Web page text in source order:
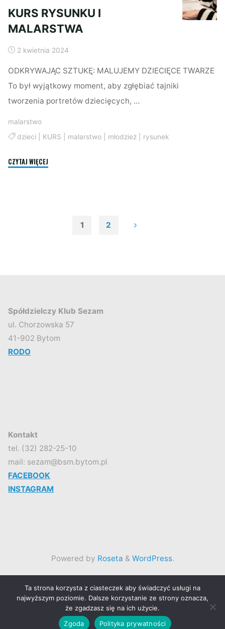
KURS RYSUNKU I
MALARSTWA
2 kwietnia 2024
ODKRYWAJĄC SZTUKĘ: MALUJEMY DZIECIĘCE TWARZE
To był wyjątkowy moment, aby zgłębiać tajniki
tworzenia portretów dziecięcych, …
malarstwo
dzieci| KURS malarstwo| młodzież| rysunek
CZYTAJ WIĘCEJ
1 2
Spółdzielczy Klub Sezam
ul. Chorzowska 57
41-902 Bytom
RODO
Kontakt
tel. (32) 282-25-10
mail: sezam@bsm.bytom.pl
FACEBOOK
INSTAGRAM
Powered by Roseta & WordPress.
Back
Ta strona korzysta z ciasteczek aby świadczyć usługi na
najwyższym poziomie. Dalsze korzystanie ze strony oznacza,
że zgadzasz się na ich użycie.
Zgoda
Polityka prywatności